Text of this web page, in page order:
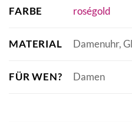
FARBE roségold
MATERIAL Damenuhr,
FÜR WEN? Damen